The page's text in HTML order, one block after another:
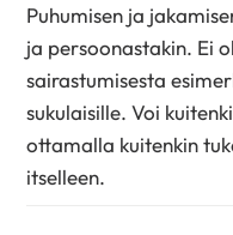
Puhumisen ja
ja persoonastakin. Ei
sairastumisesta
sukulaisille. Voi
ottamalla kuitenkin
itselleen.